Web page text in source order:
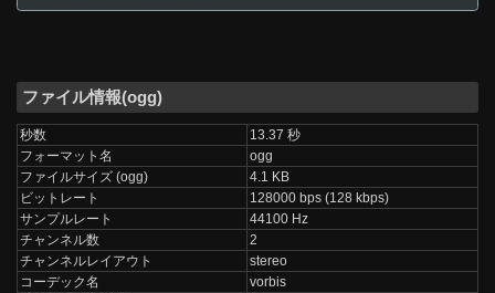
ファイル情報(ogg)
秒数
13.37 秒
フォーマット名
ogg
ファイルサイズ (ogg)
4.1 KB
ビットレート
128000 bps (128 kbps)
サンプルレート
44100 Hz
チャンネル数
2
チャンネルレイアウト
stereo
コーデック名
vorbis